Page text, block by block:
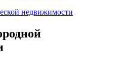
недвижимости